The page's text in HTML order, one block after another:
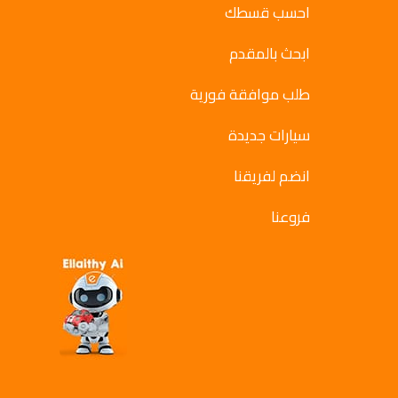
احسب قسطك
ابحث بالمقدم
طلب موافقة فورية
سيارات جديدة
انضم لفريقنا
فروعنا